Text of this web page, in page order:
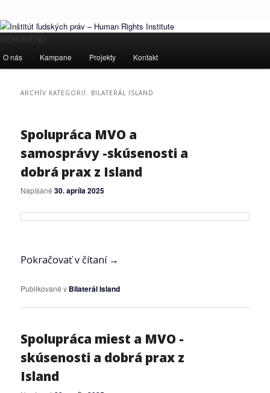
Inštitút ľudských práv – Human
Rights Institute
Ľudské práva pre všetkých!
Hlavné
Preskočiť
na
primárny
Preskočiť
na
sekundárny
MENU MENU
O nás Kampane Projekty Kontakt
ARCHÍV KATEGORIÍ: BILATERÁL ISLAND
Spolupráca MVO a
samosprávy -skúsenosti a
dobrá prax z Island
Napísané30. apríla 2025
Pokračovať v čítaní →
Publikované v Bilaterál Island
Spolupráca miest a MVO -
skúsenosti a dobrá prax z
Island